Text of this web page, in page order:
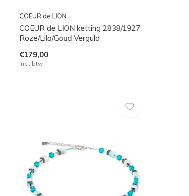
COEUR de LION
COEUR de LION ketting 2838/1927
Roze/Lila/Goud Verguld
€179,00
Incl. btw